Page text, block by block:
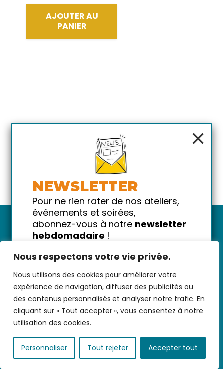
Nous respectons votre vie privée.
Nous utilisons des cookies pour améliorer votre
expérience de navigation, diffuser des publicités ou
des contenus personnalisés et analyser notre trafic. En
cliquant sur « Tout accepter », vous consentez à notre
utilisation des cookies.
Personnaliser Tout rejeter Accepter tout
AJOUTER AU
PANIER
Nous contacter-CGV/CGU-Données
personnelles-Infos pratiques- FAQ
×
NEWSLETTER
Pour ne rien rater de nos ateliers,
événements et soirées,
abonnez-vous à notre newsletter
hebdomadaire !
!
Votre email